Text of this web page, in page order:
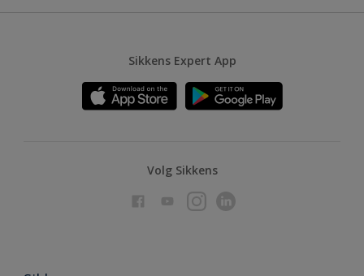
Sikkens Expert App
Volg Sikkens